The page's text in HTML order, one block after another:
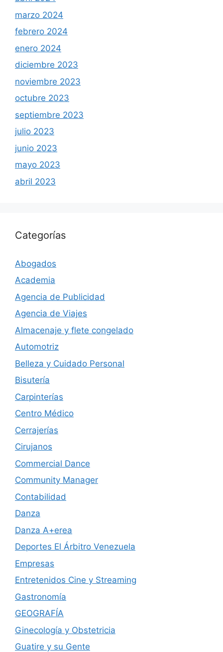
marzo 2024
febrero 2024
enero 2024
diciembre 2023
noviembre 2023
octubre 2023
septiembre 2023
julio 2023
junio 2023
mayo 2023
abril 2023
Categorías
Abogados
Academia
Agencia de Publicidad
Agencia de Viajes
Almacenaje y flete congelado
Automotriz
Belleza y Cuidado Personal
Bisutería
Carpinterías
Centro Médico
Cerrajerías
Cirujanos
Commercial Dance
Community Manager
Contabilidad
Danza
Danza A+erea
Deportes El Árbitro Venezuela
Empresas
Entretenidos Cine y Streaming
Gastronomía
GEOGRAFÍA
Ginecología y Obstetricia
Guatire y su Gente